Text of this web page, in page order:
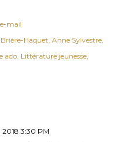
mail
Haquet Anne Sylvestre
ado Littérature jeunesse
2018 3:30 PM